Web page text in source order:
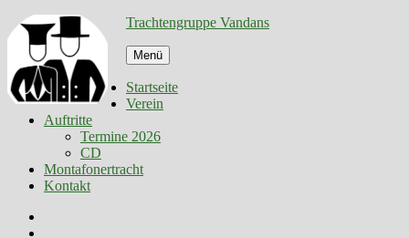
Zum
Inhalt
springen
Trachtengruppe Vandans
Menü
Startseite
Verein
Auftritte
Termine 2026
CD
Montafonertracht
Kontakt